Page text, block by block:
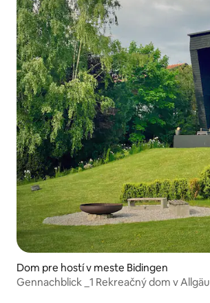
Dom pre hostí v meste Bidingen
Gennachblick _1 Rekreačný dom v Allgäu